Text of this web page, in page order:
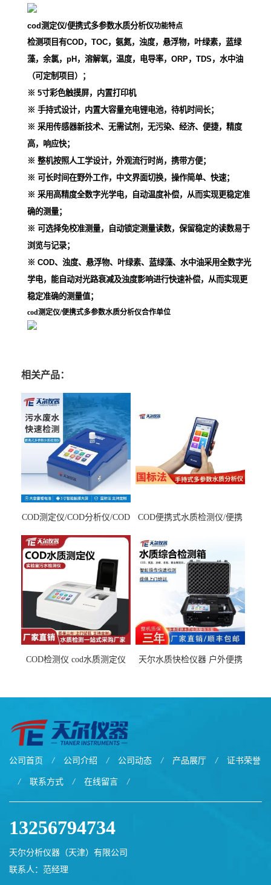
cod测定仪/便携式多参数水质分析仪功能特点
检测项目有COD，TOC，氨氮，浊度，悬浮物，叶绿素，蓝绿
藻，余氯，pH，溶解氧，温度，电导率，ORP，TDS，水中油
（可定制项目）；
※ 5寸彩色触摸屏，内置打印机
※ 手持式设计，内置大容量充电锂电池，待机时间长；
※ 采用传感器新技术、无需试剂，无污染、经济、便捷，精度
高，响应快；
※ 整机按照人工学设计，外观流行时尚，携带方便；
※ 可长时间在野外工作，中文界面切换，操作简单、快速；
※ 采用高精度全数字光学电，自动温度补偿，从而实现更稳定准
确的测量；
※ 可选择免校准测量，自动锁定测量读数，保留稳定的读数易于
浏览与记录；
※ COD、浊度、悬浮物、叶绿素、蓝绿藻、水中油采用全数字光
学电，能自动对光路衰减及浊度影响进行快速补偿，从而实现更
稳定准确的测量值；
cod测定仪/便携式多参数水质分析仪合作单位
相关产品：
COD测定仪/COD分析仪/COD
COD便携式水质检测仪/便携
COD检测仪 cod水质测定仪
天尔水质快检仪器 户外便携
公司首页 / 公司介绍 / 公司动态 / 产品展厅 / 证书荣誉
/ 联系方式 / 在线留言 /
13256794734
天尔分析仪器（天津）有限公司
联系人：范经理